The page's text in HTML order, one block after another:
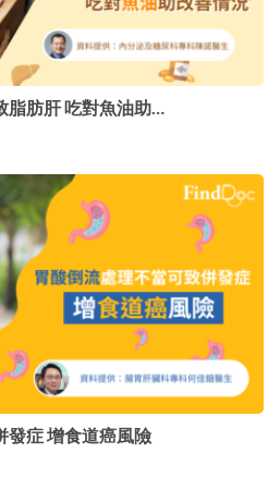
脂肪肝 吃對魚油助…
發症 增食道癌風險